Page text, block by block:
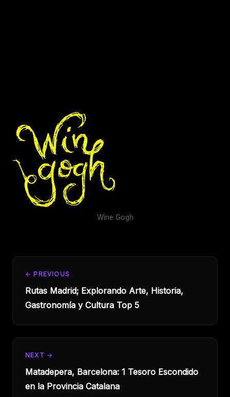
Wine Gogh
← PREVIOUS
Rutas Madrid; Explorando Arte, Historia,
Gastronomía y Cultura Top 5
NEXT →
Matadepera, Barcelona: 1 Tesoro Escondido
en la Provincia Catalana